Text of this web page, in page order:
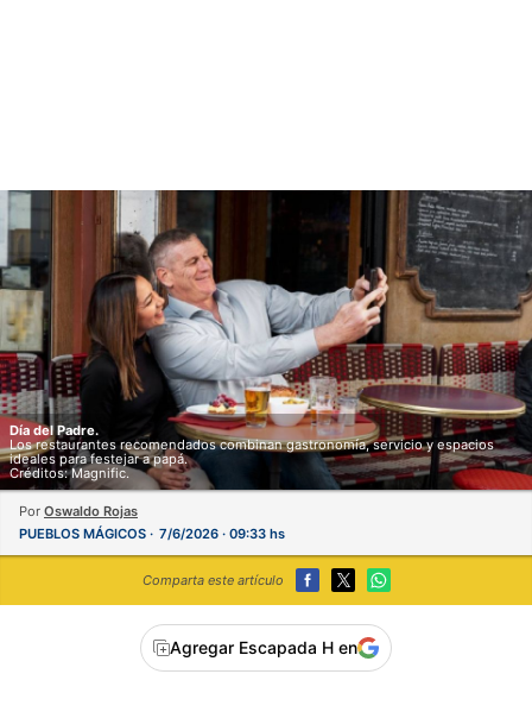
Día del Padre.
Los restaurantes recomendados combinan gastronomía, servicio y espacios
ideales para festejar a papá.
Créditos: Magnific.
Por Oswaldo Rojas
PUEBLOS MÁGICOS
7/6/2026 · 09:33 hs
Comparta este artículo
Agregar Escapada H en